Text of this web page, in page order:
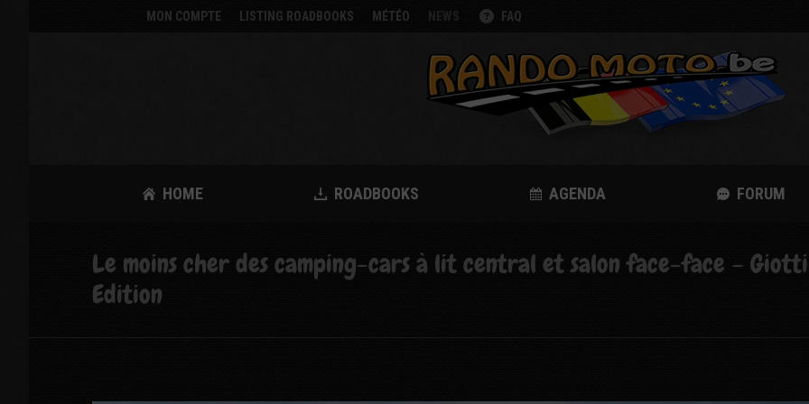
MON COMPTE LISTING ROADBOOKS MÉTÉO NEWS FAQ
HOME ROADBOOKS AGENDA FORUM
Le moins cher des camping-cars à lit central et salon face-face –
Edition